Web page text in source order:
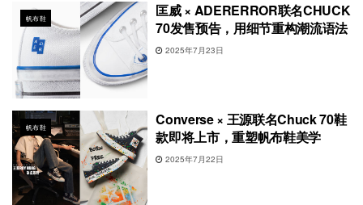
帆布鞋
匡威 × ADERERROR联名CHUCK
70发售预告，用细节重构潮流语法
2025年7月23日
帆布鞋
Converse × 王源联名Chuck 70鞋
款即将上市，重塑帆布鞋美学
2025年7月22日